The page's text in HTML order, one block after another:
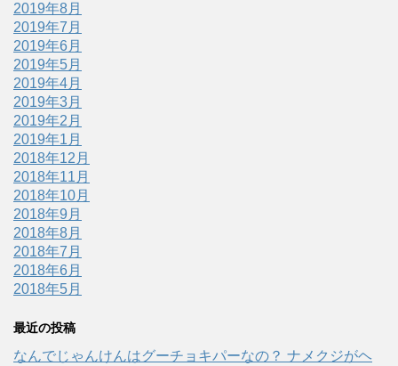
2019年8月
2019年7月
2019年6月
2019年5月
2019年4月
2019年3月
2019年2月
2019年1月
2018年12月
2018年11月
2018年10月
2018年9月
2018年8月
2018年7月
2018年6月
2018年5月
最近の投稿
なんでじゃんけんはグーチョキパーなの？ ナメクジがヘ